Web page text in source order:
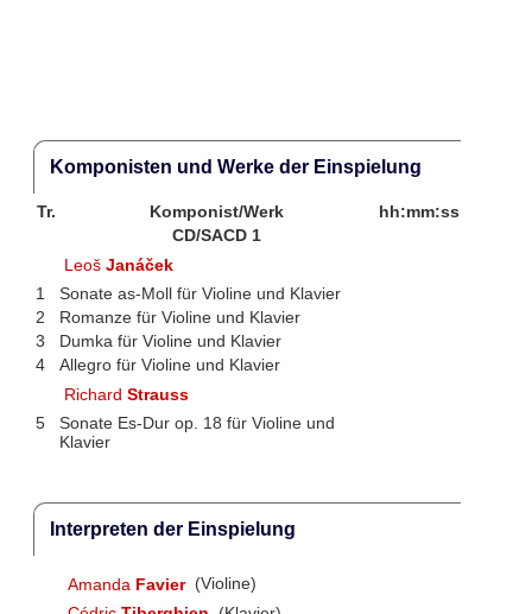
Komponisten und Werke der Einspielung
Tr. Komponist/Werk
hh:mm:ss
CD/SACD 1
LeošJanáček
1
Sonate as-Moll für Violine und Klavier
2
Romanze für Violine und Klavier
3
Dumka für Violine und Klavier
4
Allegro für Violine und Klavier
RichardStrauss
5
Sonate Es-Dur op. 18 für Violine und
Klavier
Interpreten der Einspielung
Amanda Favier (Violine)